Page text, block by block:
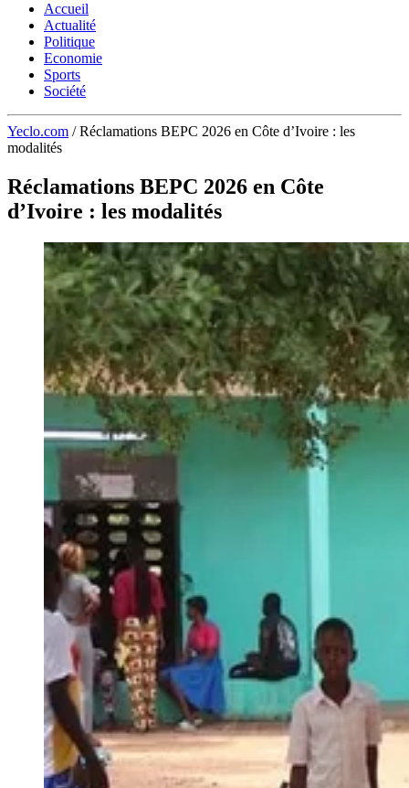
Accueil
Actualité
Politique
Economie
Sports
Société
Yeclo.com / Réclamations BEPC 2026 en Côte d’Ivoire : les
modalités
Réclamations BEPC 2026 en Côte
d’Ivoire : les modalités